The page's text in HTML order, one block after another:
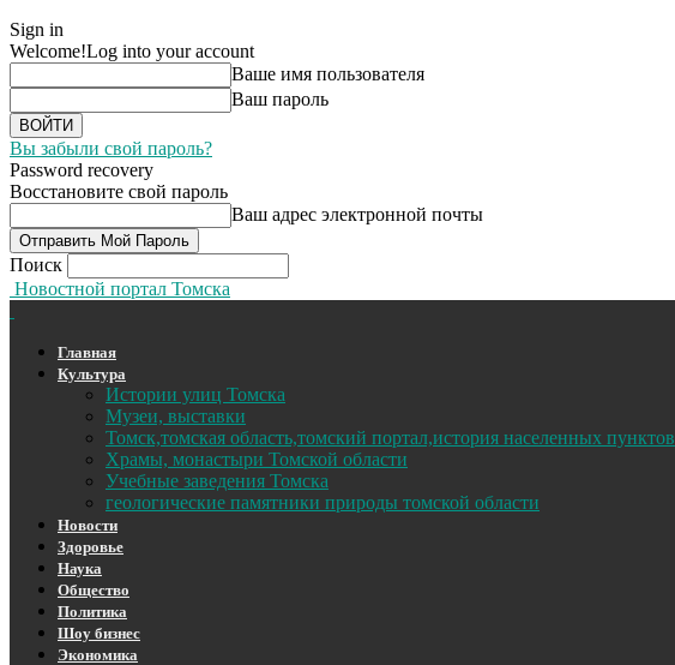
Sign in
Welcome!Log into your account
Ваше имя пользователя
Ваш пароль
Вы забыли свой пароль?
Password recovery
Восстановите свой пароль
Ваш адрес электронной почты
Поиск
Новостной портал Томска
Главная
Культура
Истории улиц Томска
Музеи, выставки
Томск,томская область,томский портал,история населенных пунктов
Храмы, монастыри Томской области
Учебные заведения Томска
геологические памятники природы томской области
Новости
Здоровье
Наука
Общество
Политика
Шоу бизнес
Экономика